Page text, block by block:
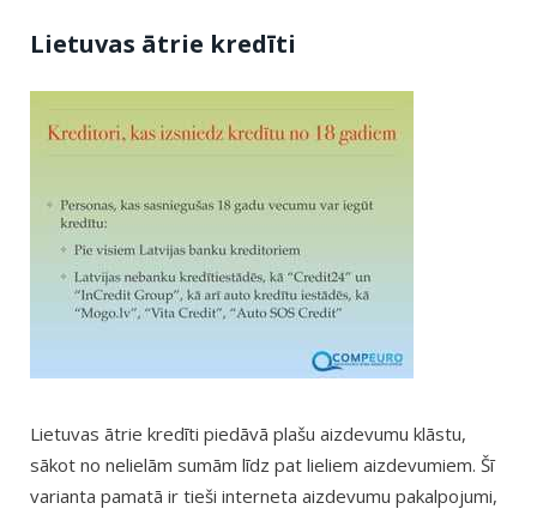
Lietuvas ātrie kredīti
Lietuvas ātrie kredīti piedāvā plašu aizdevumu klāstu,
sākot no nelielām sumām līdz pat lieliem aizdevumiem. Šī
varianta pamatā ir tieši interneta aizdevumu pakalpojumi,